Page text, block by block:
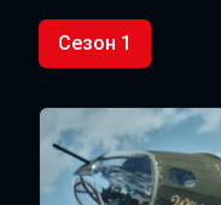
Сезон 1